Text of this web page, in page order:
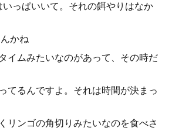
いっぱいいて。それの餌やりはなか
かね
イムみたいなのがあって、その時だ
てるんですよ。それは時間が決まっ
リンゴの角切りみたいなのを食べさ